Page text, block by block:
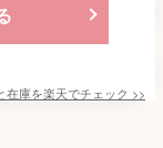
在庫を楽天でチェック >>